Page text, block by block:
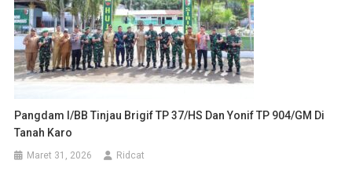
Pangdam I/BB Tinjau Brigif TP 37/HS Dan Yonif TP 904/GM Di
Tanah Karo
Maret 31, 2026 Ridcat